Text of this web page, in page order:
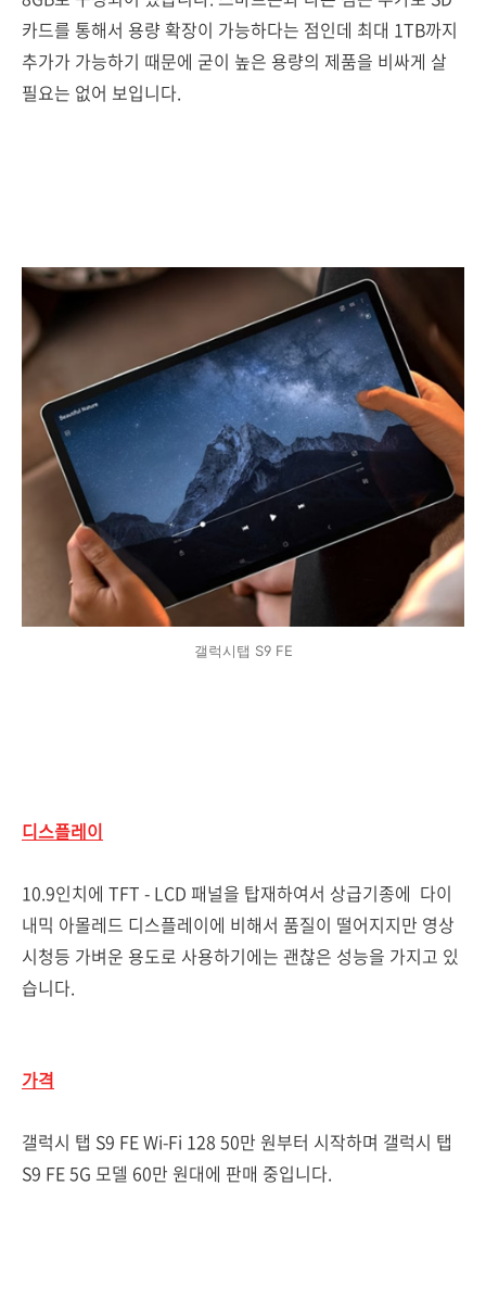
카드를 통해서 용량 확장이 가능하다는 점인데 최대 1TB까지
추가가 가능하기 때문에 굳이 높은 용량의 제품을 비싸게 살
필요는 없어 보입니다.
갤럭시탭 S9 FE
디스플레이
10.9인치에 TFT - LCD 패널을 탑재하여서 상급기종에 다이
내믹 아몰레드 디스플레이에 비해서 품질이 떨어지지만 영상
시청등 가벼운 용도로 사용하기에는 괜찮은 성능을 가지고 있
습니다.
가격
갤럭시 탭 S9 FE Wi-Fi 128 50만 원부터 시작하며 갤럭시 탭
S9 FE 5G 모델 60만 원대에 판매 중입니다.